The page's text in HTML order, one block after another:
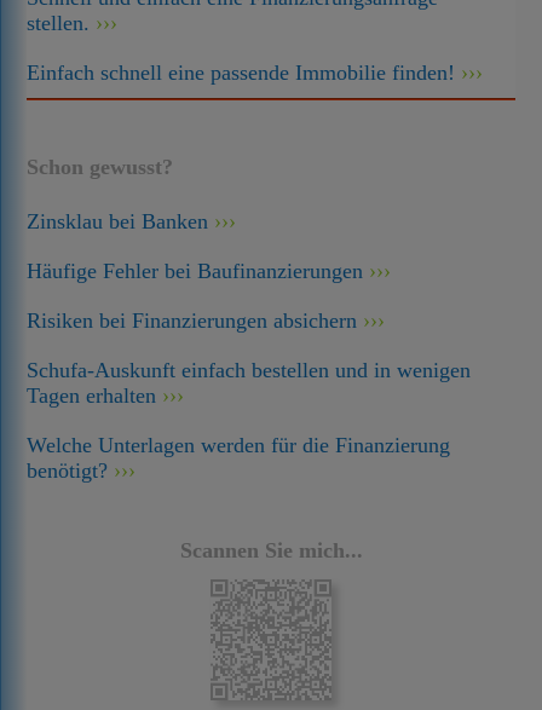
stellen.
Einfach schnell eine passende Immobilie finden!
Schon gewusst?
Zinsklau bei Banken
Häufige Fehler bei Baufinanzierungen
Risiken bei Finanzierungen absichern
Schufa-Auskunft einfach bestellen und in wenigen
Tagen erhalten
Welche Unterlagen werden für die Finanzierung
benötigt?
Scannen Sie mich...